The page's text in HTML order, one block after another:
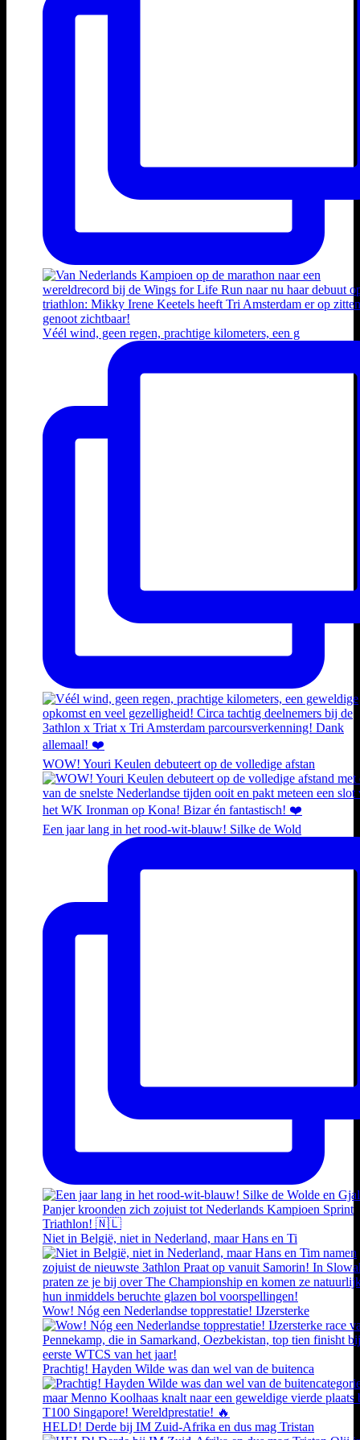
Véél wind, geen regen, prachtige kilometers, een g
WOW! Youri Keulen debuteert op de volledige afstan
Een jaar lang in het rood-wit-blauw! Silke de Wold
Niet in België, niet in Nederland, maar Hans en Ti
Wow! Nóg een Nederlandse topprestatie! IJzersterke
Prachtig! Hayden Wilde was dan wel van de buitenca
HELD! Derde bij IM Zuid-Afrika en dus mag Tristan